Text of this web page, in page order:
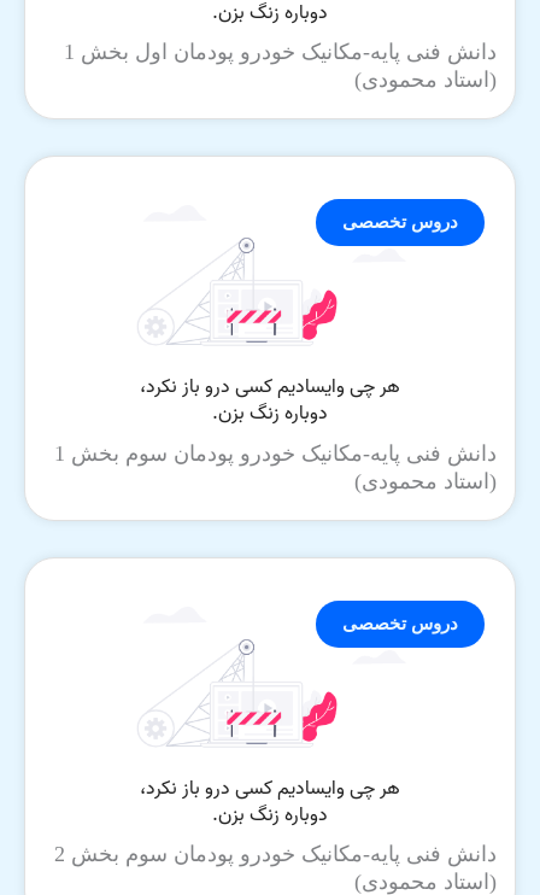
دانش فنی پایه-مکانیک خودرو پودمان اول بخش 1
(استاد محمودی)
دانش فنی پایه-مکانیک خودرو پودمان سوم بخش 1
(استاد محمودی)
دروس تخصصی
دانش فنی پایه-مکانیک خودرو پودمان سوم بخش 2
(استاد محمودی)
دروس تخصصی